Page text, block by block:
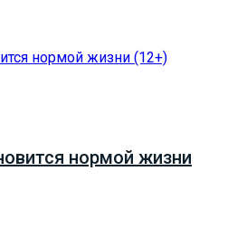
нормой жизни